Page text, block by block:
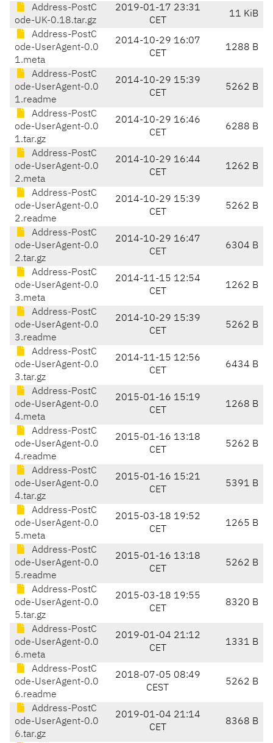
Address-PostC
ode-UK-0.18.tar.gz
2019-01-17 23:31
CET
11 KiB
Address-PostC
ode-UserAgent-0.0
1.meta
2014-10-29 16:07
CET
1288 B
Address-PostC
ode-UserAgent-0.0
1.readme
2014-10-29 15:39
CET
5262 B
Address-PostC
ode-UserAgent-0.0
1.tar.gz
2014-10-29 16:46
CET
6288 B
Address-PostC
ode-UserAgent-0.0
2.meta
2014-10-29 16:44
CET
1262 B
Address-PostC
ode-UserAgent-0.0
2.readme
2014-10-29 15:39
CET
5262 B
Address-PostC
ode-UserAgent-0.0
2.tar.gz
2014-10-29 16:47
CET
6304 B
Address-PostC
ode-UserAgent-0.0
3.meta
2014-11-15 12:54
CET
1262 B
Address-PostC
ode-UserAgent-0.0
3.readme
2014-10-29 15:39
CET
5262 B
Address-PostC
ode-UserAgent-0.0
3.tar.gz
2014-11-15 12:56
CET
6434 B
Address-PostC
ode-UserAgent-0.0
4.meta
2015-01-16 15:19
CET
1268 B
Address-PostC
ode-UserAgent-0.0
4.readme
2015-01-16 13:18
CET
5262 B
Address-PostC
ode-UserAgent-0.0
4.tar.gz
2015-01-16 15:21
CET
5391 B
Address-PostC
ode-UserAgent-0.0
5.meta
2015-03-18 19:52
CET
1265 B
Address-PostC
ode-UserAgent-0.0
5.readme
2015-01-16 13:18
CET
5262 B
Address-PostC
ode-UserAgent-0.0
5.tar.gz
2015-03-18 19:55
CET
8320 B
Address-PostC
ode-UserAgent-0.0
6.meta
2019-01-04 21:12
CET
1331 B
Address-PostC
ode-UserAgent-0.0
6.readme
2018-07-05 08:49
CEST
5262 B
Address-PostC
ode-UserAgent-0.0
6.tar.gz
2019-01-04 21:14
CET
8368 B